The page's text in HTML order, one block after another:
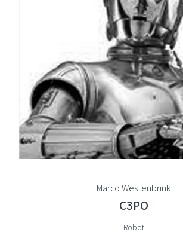
Marco Westenbrink
C3PO
Robot